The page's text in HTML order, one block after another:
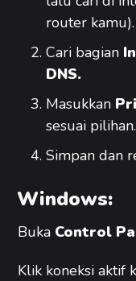
router kamu).
Cari bagian
DNS.
Masukkan
sesuai pilihan.
Simpan dan
Windows:
Buka Control
Klik koneksi aktif